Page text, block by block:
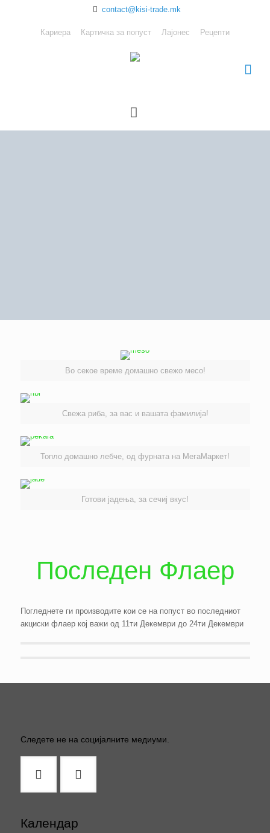
contact@kisi-trade.mk
Кариера Картичка за попуст Лајонес Рецепти
Во секое време домашно свежо месо!
Свежа риба, за вас и вашата фамилија!
Топло домашно лебче, од фурната на МегаМаркет!
Готови јадења, за сечиј вкус!
Последен Флаер
Погледнете ги производите кои се на попуст во последниот
акциски флаер кој важи од 11ти Декември до 24ти Декември
Следете не на социјалните медиуми.
Календар